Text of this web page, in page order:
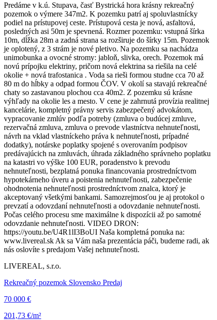
Predáme v k.ú. Stupava, časť Bystrická hora krásny rekreačný
pozemok o výmere 347m2. K pozemku patrí aj spoluvlastnícky
podiel na prístupovej ceste. Prístupová cesta je nová, asfaltová,
posledných asi 50m je spevnená. Rozmer pozemku: vstupná šírka
10m, dĺžka 28m a zadná strana sa rozširuje do šírky 15m. Pozemok
je oplotený, z 3 strám je nové pletivo. Na pozemku sa nachádza
unimobunka a ovocné stromy: jabloň, slivka, orech. Pozemok má
novú prípojku elektriny, pričom nová elektrina sa riešila na celé
okolie + nová trafostanica . Voda sa rieši formou studne cca 70 až
80 m do hĺbky a odpad formou ČOV. V okolí sa stavajú rekreačné
chaty so zastavanou plochou cca 40m2. Z pozemku sú krásne
výhľady na okolie les a mesto. V cene je zahrnutá provízia realitnej
kancelárie, kompletný právny servis zabezpečený advokátom,
vypracovanie zmlúv podľa potreby (zmluva o budúcej zmluve,
rezervačná zmluva, zmluva o prevode vlastníctva nehnuteľnosti,
návrh na vklad vlastníckeho práva k nehnuteľnosti, prípadné
dodatky), notárske poplatky spojené s overovaním podpisov
predávajúcich na zmluvách, úhrada základného správneho poplatku
na katastri vo výške 100 EUR, poradenstvo k prevodu
nehnuteľnosti, bezplatná ponuka financovania prostredníctvom
hypotekárneho úveru a poistenia nehnuteľnosti, zabezpečenie
ohodnotenia nehnuteľnosti prostredníctvom znalca, ktorý je
akceptovaný všetkými bankami. Samozrejmosťou je aj protokol o
prevzatí a odovzdaní nehnuteľnosti a odovzdanie nehnuteľnosti.
Počas celého procesu sme maximálne k dispozícii až po samotné
odovzdanie nehnuteľnosti. VIDEO DRON:
https://youtu.be/U4R1lI3BoUI Naša kompletná ponuka na:
www.livereal.sk Ak sa Vám naša prezentácia páči, budeme radi, ak
nás oslovíte s predajom Vašej nehnuteľnosti.
LIVEREAL, s.r.o.
Rekreačný pozemok Slovensko Predaj
70 000 €
201,73 €/m²